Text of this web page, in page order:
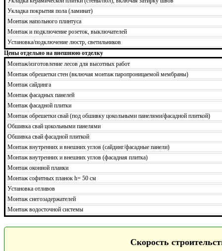
Укладка покрытия пола (ламинат)
Монтаж напольного плинтуса
Монтаж и подключение розеток, выключателей
Установка/подключение люстр, светильников
Цены отдельно на внешнюю отделку
Монтаж/изготовление лесов для высотных работ
Монтаж обрешетки стен (включая монтаж паропроницаемой мембраны)
Монтаж сайдинга
Монтаж фасадных панелей
Монтаж фасадной плитки
Монтаж обрешетки свай (под обшивку цокольными панелями/фасадной плиткой)
Обшивка свай цокольными панелями
Обшивка свай фасадной плиткой
Монтаж внутренних и внешних углов (сайдинг/фасадные панели)
Монтаж внутренних и внешних углов (фасадная плитка)
Монтаж оконной планки
Монтаж софитных планок h= 50 см
Установка отливов
Монтаж снегозадержателей
Монтаж водосточной системы
Скорость